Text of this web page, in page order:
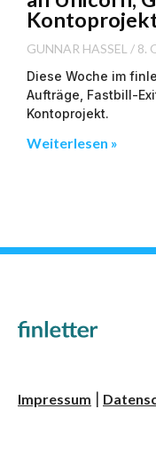
GUNNAR HASSEL
8.
Diese Woche im
Aufträge, Fastbill-
Kontoprojekt.
Weiterlesen »
Impressum